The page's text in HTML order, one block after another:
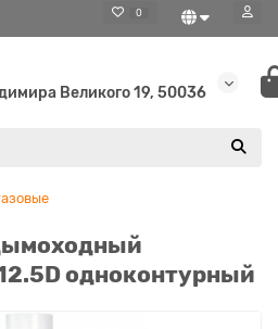
0
Великого 19, 50036
одноконтурный